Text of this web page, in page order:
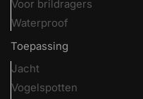
Voor brildragers
Waterproof
Toepassing
Jacht
Vogelspotten